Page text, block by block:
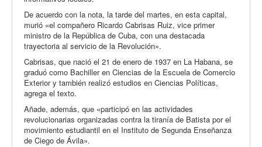
De acuerdo con la nota, la tarde del martes, en esta capital,
murió «el compañero Ricardo Cabrisas Ruiz, vice primer
ministro de la República de Cuba, con una destacada
trayectoria al servicio de la Revolución».
Cabrisas, que nació el 21 de enero de 1937 en La Habana, se
graduó como Bachiller en Ciencias de la Escuela de Comercio
Exterior y también realizó estudios en Ciencias Políticas,
agrega el texto.
Añade, además, que «participó en las actividades
revolucionarias organizadas contra la tiranía de Batista por el
movimiento estudiantil en el Instituto de Segunda Enseñanza
de Ciego de Ávila».